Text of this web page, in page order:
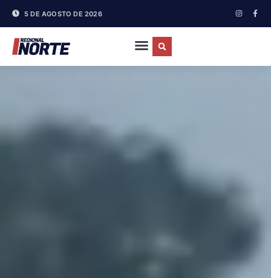
5 DE AGOSTO DE 2026